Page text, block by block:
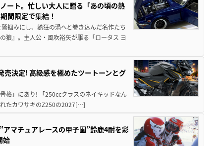
ート。忙しい大人に贈る「あの頃の熱
間限定で集結！
掴みにし、熱狂の渦へと巻き込んだ名作たち
狼』。主人公・風吹裕矢が駆る「ロータス ヨ
決定! 高級感を極めたツートーンとグ
格」にあり! 「250ccクラスのネイキッドなん
たカワサキのZ250の2027[…]
マチュアレースの甲子園”鈴鹿4耐を彩
始